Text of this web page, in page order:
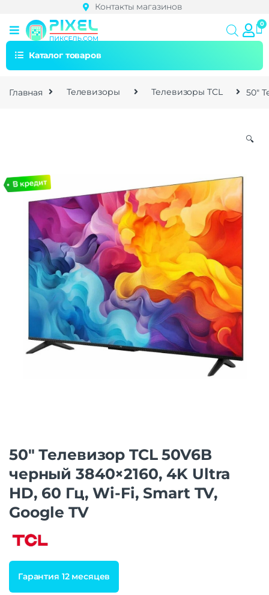
Контакты магазинов
Каталог товаров
Главная Телевизоры Телевизоры TCL 50″
🔍
50″ Телевизор TCL 50V6B
черный 3840×2160, 4K Ultra
HD, 60 Гц, Wi-Fi, Smart TV,
Google TV
Гарантия 12 месяцев